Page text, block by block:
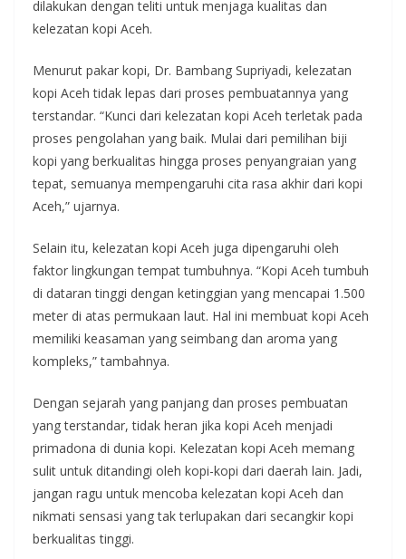
dilakukan dengan teliti untuk menjaga kualitas dan
kelezatan kopi Aceh.
Menurut pakar kopi, Dr. Bambang Supriyadi, kelezatan
kopi Aceh tidak lepas dari proses pembuatannya yang
terstandar. “Kunci dari kelezatan kopi Aceh terletak pada
proses pengolahan yang baik. Mulai dari pemilihan biji
kopi yang berkualitas hingga proses penyangraian yang
tepat, semuanya mempengaruhi cita rasa akhir dari kopi
Aceh,” ujarnya.
Selain itu, kelezatan kopi Aceh juga dipengaruhi oleh
faktor lingkungan tempat tumbuhnya. “Kopi Aceh tumbuh
di dataran tinggi dengan ketinggian yang mencapai 1.500
meter di atas permukaan laut. Hal ini membuat kopi Aceh
memiliki keasaman yang seimbang dan aroma yang
kompleks,” tambahnya.
Dengan sejarah yang panjang dan proses pembuatan
yang terstandar, tidak heran jika kopi Aceh menjadi
primadona di dunia kopi. Kelezatan kopi Aceh memang
sulit untuk ditandingi oleh kopi-kopi dari daerah lain. Jadi,
jangan ragu untuk mencoba kelezatan kopi Aceh dan
nikmati sensasi yang tak terlupakan dari secangkir kopi
berkualitas tinggi.